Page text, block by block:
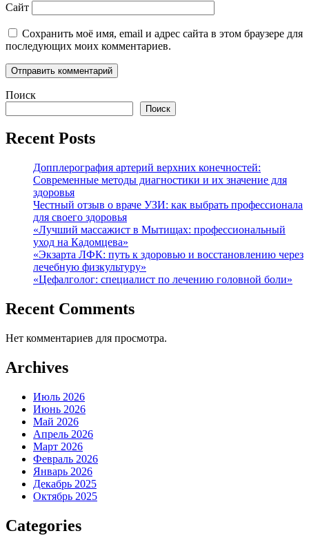
Сайт
Сохранить моё имя, email и адрес сайта в этом браузере для
последующих моих комментариев.
Поиск
Поиск
Recent Posts
Допплерография артерий верхних конечностей:
Современные методы диагностики и их значение для
здоровья
Честный отзыв о враче УЗИ: как выбрать профессионала
для своего здоровья
«Лучший массажист в Мытищах: профессиональный
уход на Кадомцева»
«Экзарта ЛФК: путь к здоровью и восстановлению через
лечебную физкультуру»
«Цефалголог: специалист по лечению головной боли»
Recent Comments
Нет комментариев для просмотра.
Archives
Июль 2026
Июнь 2026
Май 2026
Апрель 2026
Март 2026
Февраль 2026
Январь 2026
Декабрь 2025
Октябрь 2025
Categories